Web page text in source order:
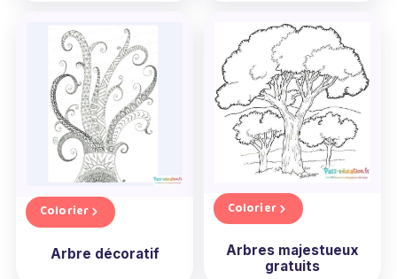
Colorier
Arbre décoratif
Colorier
Arbres majestueux
gratuits